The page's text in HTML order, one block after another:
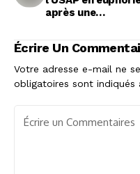
après une
Écrire Un
Votre adresse e-mail ne
obligatoires sont indiqués